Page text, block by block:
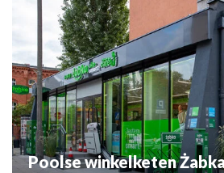
Poolse winkelketen